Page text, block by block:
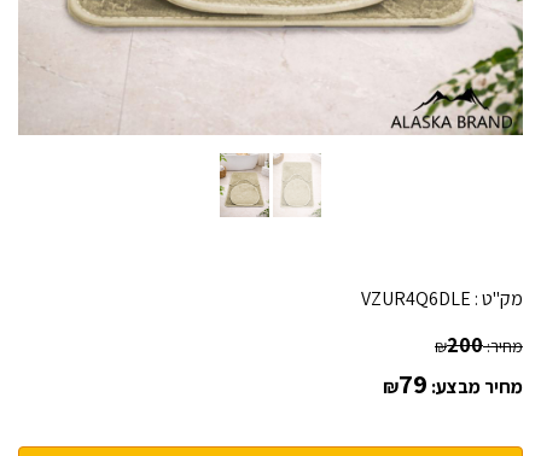
מק"ט : VZUR4Q6DLE
מחיר: ₪200
מחיר מבצע: ₪79